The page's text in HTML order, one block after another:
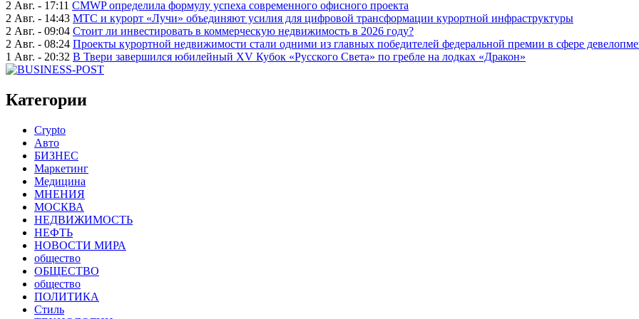
2 Авг. - 17:11 CMWP определила формулу успеха современного офисного проекта
2 Авг. - 14:43 МТС и курорт «Лучи» объединяют усилия для цифровой трансформации курортной инфраструктуры
2 Авг. - 09:04 Стоит ли инвестировать в коммерческую недвижимость в 2026 году?
2 Авг. - 08:24 Проекты курортной недвижимости стали одними из главных победителей федеральной премии в сфере
1 Авг. - 20:32 В Твери завершился юбилейный XV Кубок «Русского Света» по гребле на лодках «Дракон»
Категории
Crypto
Авто
БИЗНЕС
Маркетинг
Медицина
МНЕНИЯ
МОСКВА
НЕДВИЖИМОСТЬ
НЕФТЬ
НОВОСТИ МИРА
общество
ОБЩЕСТВО
общество
ПОЛИТИКА
Стиль